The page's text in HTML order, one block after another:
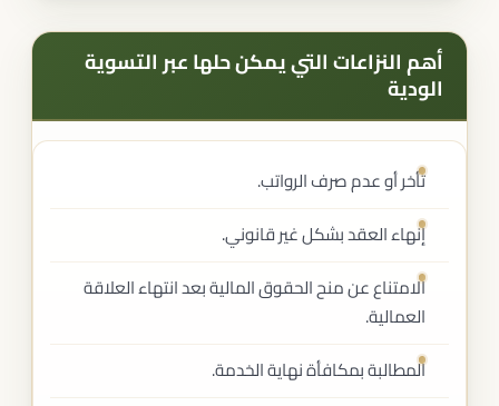
أهم النزاعات التي يمكن حلها عبر التسوية
الودية
تأخر أو عدم صرف الرواتب.
إنهاء العقد بشكل غير قانوني.
الامتناع عن منح الحقوق المالية بعد انتهاء العلاقة
العمالية.
المطالبة بمكافأة نهاية الخدمة.